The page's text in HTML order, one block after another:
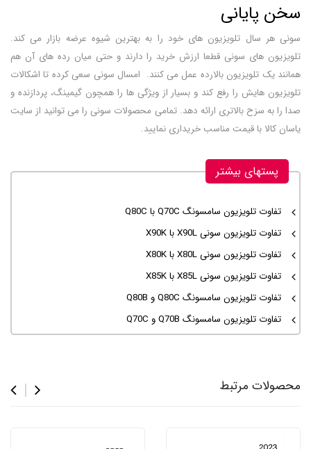
سخن پایانی
سونی هر سال تلویزیون های خود را به بهترین شیوه عرضه بازار می کند.
تلویزیون های سونی قطعا ارزش خرید را دارند و حتی میان رده های آن هم
همانند یک تلویزیون بالارده عمل می کنند. امسال سونی سعی کرده تا اشکالات
تلویزیون هایش را رفع کند و بسیار از ویژگی ها را همچون گیمینگ، پردازنده و
صدا را به سزح بالاتری ارائه دهد. تمامی محصولات سونی را می توانید از سایت
یاسان کالا با قیمت مناسب خریداری نمایید.
پستهای بیشتر
تفاوت تلویزیون سامسونگ Q70C با Q80C
تفاوت تلویزیون سونی X90L با X90K
تفاوت تلویزیون سونی X80L با X80K
تفاوت تلویزیون سونی X85L با X85K
تفاوت تلویزیون سامسونگ Q80C و Q80B
تفاوت تلویزیون سامسونگ Q70B و Q70C
محصولات مرتبط